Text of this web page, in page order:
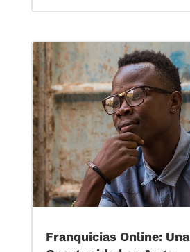
Franquicias Online: Una